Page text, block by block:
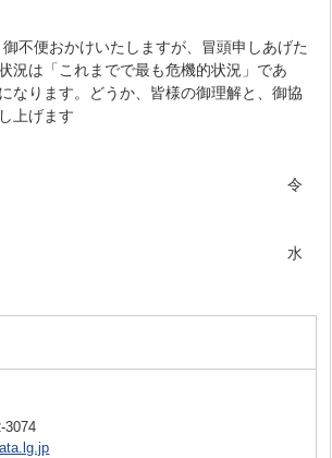
不便おかけいたしますが、冒頭申しあげた
況は「これまでで最も危機的状況」であ
なります。どうか、皆様の御理解と、御協
上げます
3074